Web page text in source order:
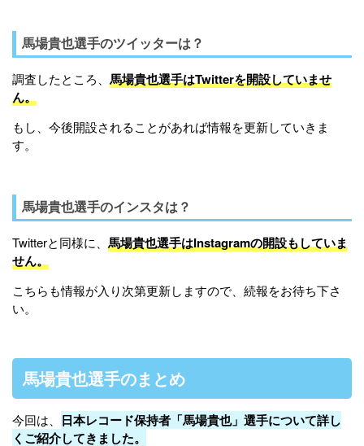
馬場貴也選手のツイッターは？
調査したところ、 馬場貴也選手はTwitterを開設していませ
ん。
もし、今後開設されることがあれば情報を更新していきま
す。
馬場貴也選手のインスタは？
Twitterと同様に、 馬場貴也選手はInstagramの開設もしていま
せん。
こちらも情報が入り次第更新しますので、続報をお待ち下さ
い。
馬場貴也選手のまとめ
今回は、 日本レコード保持者「馬場貴也」選手について詳し
くご紹介してきました。